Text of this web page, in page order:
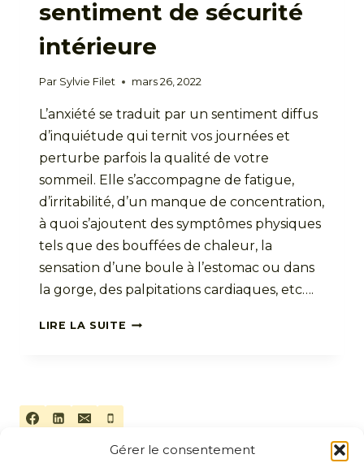
Gérer le consentement
sentiment de sécurité
intérieure
Par Sylvie Filet mars 26, 2022
L’anxiété se traduit par un sentiment diffus
d’inquiétude qui ternit vos journées et
perturbe parfois la qualité de votre
sommeil. Elle s’accompagne de fatigue,
d’irritabilité, d’un manque de concentration,
à quoi s’ajoutent des symptômes physiques
tels que des bouffées de chaleur, la
sensation d’une boule à l’estomac ou dans
la gorge, des palpitations cardiaques, etc….
LIRE LA SUITE 5
DÉVELOPPER